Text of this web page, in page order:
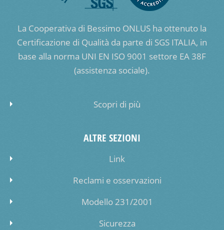
La Cooperativa di Bessimo ONLUS ha ottenuto la
Certificazione di Qualità da parte di SGS ITALIA, in
base alla norma UNI EN ISO 9001 settore EA 38F
(assistenza sociale).
Scopri di più
ALTRE SEZIONI
Link
Reclami e osservazioni
Modello 231/2001
Sicurezza